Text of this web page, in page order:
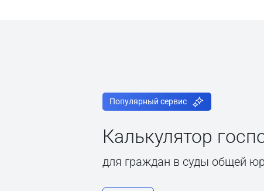
Популярный сервис
Калькулятор
для граждан в суды общей